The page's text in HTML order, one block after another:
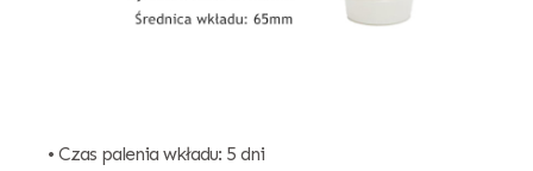
• Czas palenia wkładu: 5 dni